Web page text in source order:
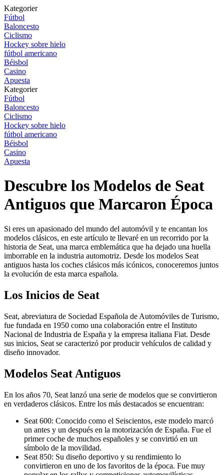
Kategorier
Fútbol
Baloncesto
Ciclismo
Hockey sobre hielo
fútbol americano
Béisbol
Casino
Apuesta
Kategorier
Fútbol
Baloncesto
Ciclismo
Hockey sobre hielo
fútbol americano
Béisbol
Casino
Apuesta
Descubre los Modelos de Seat
Antiguos que Marcaron Época
Si eres un apasionado del mundo del automóvil y te encantan los
modelos clásicos, en este artículo te llevaré en un recorrido por la
historia de Seat, una marca emblemática que ha dejado una huella
imborrable en la industria automotriz. Desde los modelos Seat
antiguos hasta los coches clásicos más icónicos, conoceremos juntos
la evolución de esta marca española.
Los Inicios de Seat
Seat, abreviatura de Sociedad Española de Automóviles de Turismo,
fue fundada en 1950 como una colaboración entre el Instituto
Nacional de Industria de España y la empresa italiana Fiat. Desde
sus inicios, Seat se caracterizó por producir vehículos de calidad y
diseño innovador.
Modelos Seat Antiguos
En los años 70, Seat lanzó una serie de modelos que se convirtieron
en verdaderos clásicos. Entre los más destacados se encuentran:
Seat 600: Conocido como el Seiscientos, este modelo marcó
un antes y un después en la motorización de España. Fue el
primer coche de muchos españoles y se convirtió en un
símbolo de la movilidad.
Seat 850: Su diseño deportivo y su rendimiento lo
convirtieron en uno de los favoritos de la época. Fue muy